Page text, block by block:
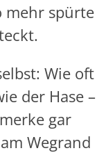
mehr spürte
Wie oft
der Hase –
gar
Wegrand